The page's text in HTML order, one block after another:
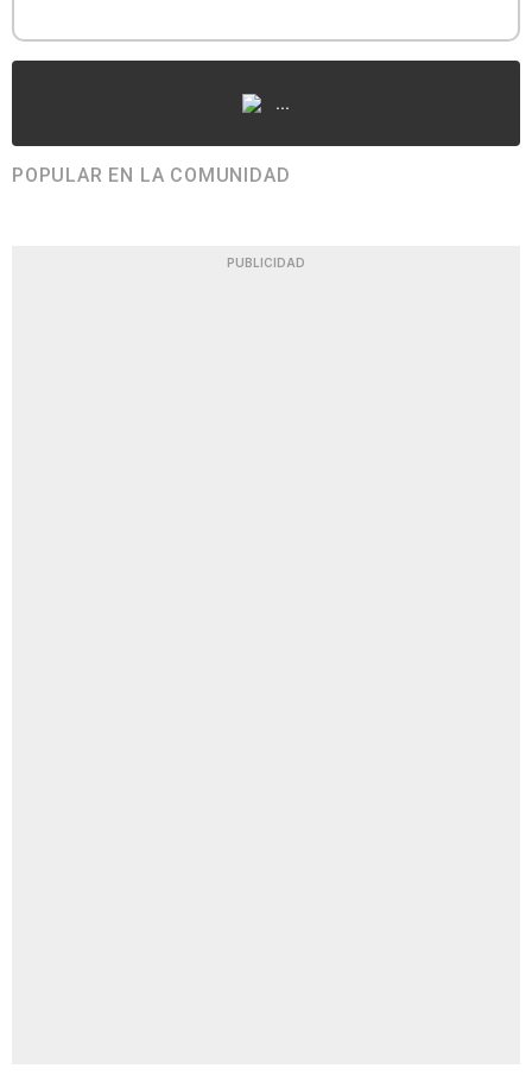
...
POPULAR EN LA COMUNIDAD
PUBLICIDAD